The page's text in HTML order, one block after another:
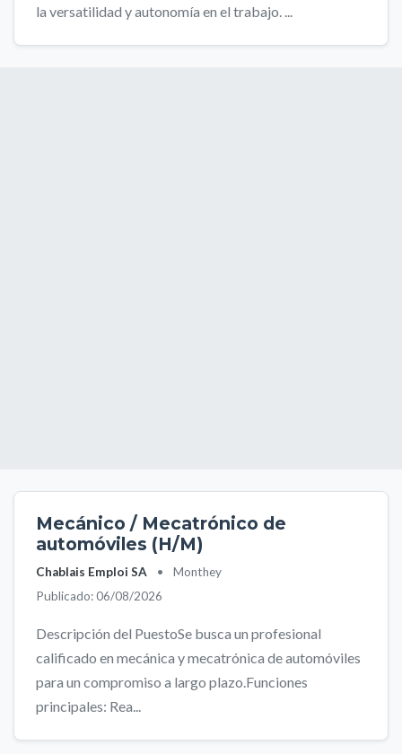
la versatilidad y autonomía en el trabajo. ...
Mecánico / Mecatrónico de
automóviles (H/M)
Chablais Emploi SA •
Monthey
Publicado: 06/08/2026
Descripción del PuestoSe busca un profesional
calificado en mecánica y mecatrónica de automóviles
para un compromiso a largo plazo.Funciones
principales: Rea...